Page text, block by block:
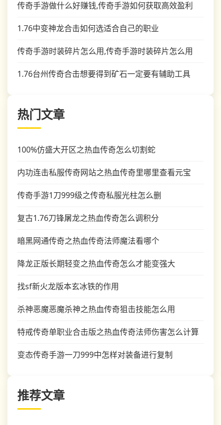
传奇手游做什么好赚钱,传奇手游如何获取高效盈利
1.76中变神龙合击如何选适合自己的职业
传奇手游时装碎片怎么用,传奇手游时装碎片怎么用
1.76台州传奇合击想要得到矿石一定要有辅助工具
热门文章
100%仿盛大开区之热血传奇怎么切割蛇
内功连击私服传奇网站之热血传奇里哪里查看元宝
传奇手游1刀999级之传奇私服光柱怎么删
复古1.76刀锋屠龙之热血传奇怎么调积分
暗黑网通传奇之热血传奇法师魔法看哪个
降龙正版长期轻变之热血传奇怎么才能变强大
找sf新火龙版本玄冰铁的作用
杀神恶魔恶魔杀神之热血传奇狙击技能怎么用
特戒传奇单职业合击版之热血传奇法师伤害怎么计算
变态传奇手游一刀999中怎样对装备进行复制
推荐文章